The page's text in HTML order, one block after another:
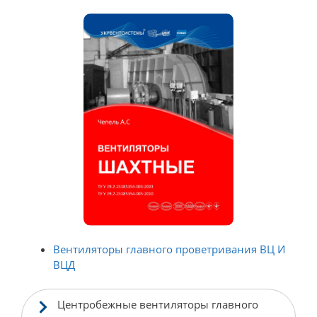
Вентиляторы главного проветривания ВЦ И
ВЦД
Центробежные вентиляторы главного